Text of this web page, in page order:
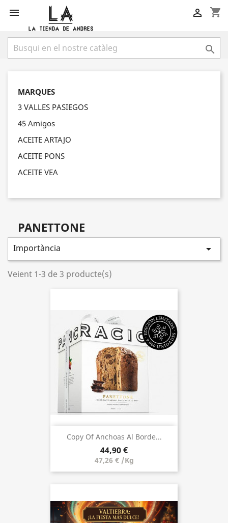
 shopping_cart


MARQUES
3 VALLES PASIEGOS
45 Amigos
ACEITE ARTAJO
ACEITE PONS
ACEITE VEA
PANETTONE
Importància 
Veient 1-3 de 3 producte(s)
Copy Of Anchoas Al Borde...
44,90 €
47,26 € /Kg